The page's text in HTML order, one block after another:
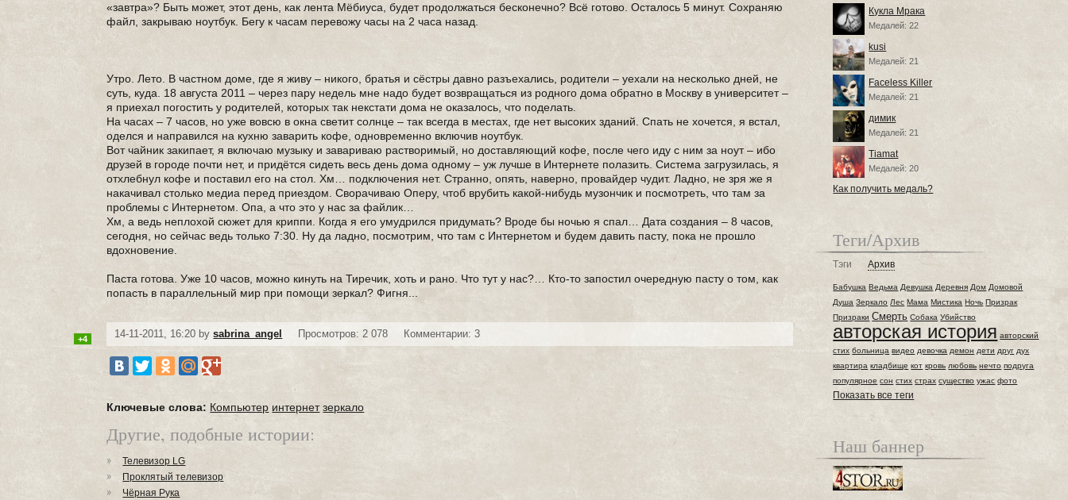
«завтра»? Быть может, этот день, как лента Мёбиуса, будет продолжаться бесконечно? Всё готово. Осталось 5 минут. Сохраняю
файл, закрываю ноутбук. Бегу к часам перевожу часы на 2 часа назад.
Утро. Лето. В частном доме, где я живу – никого, братья и сёстры давно разъехались, родители – уехали на несколько дней, не
суть, куда. 18 августа 2011 – через пару недель мне надо будет возвращаться из родного дома обратно в Москву в университет –
я приехал погостить у родителей, которых так некстати дома не оказалось, что поделать.
На часах – 7 часов, но уже вовсю в окна светит солнце – так всегда в местах, где нет высоких зданий. Спать не хочется, я встал,
оделся и направился на кухню заварить кофе, одновременно включив ноутбук.
Вот чайник закипает, я включаю музыку и завариваю растворимый, но доставляющий кофе, после чего иду с ним за ноут – ибо
друзей в городе почти нет, и придётся сидеть весь день дома одному – уж лучше в Интернете полазить. Система загрузилась, я
отхлебнул кофе и поставил его на стол. Хм… подключения нет. Странно, опять, наверно, провайдер чудит. Ладно, не зря же я
накачивал столько медиа перед приездом. Сворачиваю Оперу, чтоб врубить какой-нибудь музончик и посмотреть, что там за
проблемы с Интернетом. Опа, а что это у нас за файлик…
Хм, а ведь неплохой сюжет для криппи. Когда я его умудрился придумать? Вроде бы ночью я спал… Дата создания – 8 часов,
сегодня, но сейчас ведь только 7:30. Ну да ладно, посмотрим, что там с Интернетом и будем давить пасту, пока не прошло
вдохновение.
Паста готова. Уже 10 часов, можно кинуть на Тиречик, хоть и рано. Что тут у нас?… Кто-то запостил очередную пасту о том, как
попасть в параллельный мир при помощи зеркал? Фигня...
14-11-2011, 16:20 bysabrina_angel Просмотров: 2 078 Комментарии: 3
+4
Ключевые слова: Компьютер интернет зеркало
Другие, подобные истории:
Телевизор LG
Проклятый телевизор
Чёрная Рука
Кукла Мрака
Медалей: 22
kusi
Медалей: 21
Faceless Killer
Медалей: 21
димик
Медалей: 21
Tiamat
Медалей: 20
Как получить медаль?
Теги/Архив
Тэги Архив
Бабушка Ведьма Девушка Деревня Дом Домовой
Душа Зеркало Лес Мама Мистика Ночь Призрак
Призраки Смерть Собака Убийство
авторская история авторский
стих больница видео девочка демон дети друг дух
квартира кладбище кот кровь любовь нечто подруга
популярное сон стих страх существо ужас фото
Показать все теги
Наш баннер